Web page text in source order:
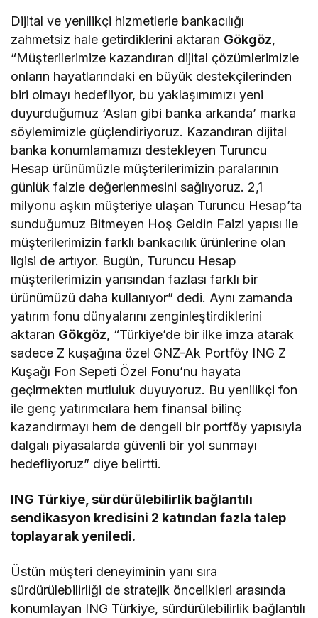
Dijital ve yenilikçi hizmetlerle bankacılığı
zahmetsiz hale getirdiklerini aktaran Gökgöz,
“Müşterilerimize kazandıran dijital çözümlerimizle
onların hayatlarındaki en büyük destekçilerinden
biri olmayı hedefliyor, bu yaklaşımımızı yeni
duyurduğumuz ‘Aslan gibi banka arkanda’ marka
söylemimizle güçlendiriyoruz. Kazandıran dijital
banka konumlamamızı destekleyen Turuncu
Hesap ürünümüzle müşterilerimizin paralarının
günlük faizle değerlenmesini sağlıyoruz. 2,1
milyonu aşkın müşteriye ulaşan Turuncu Hesap’ta
sunduğumuz Bitmeyen Hoş Geldin Faizi yapısı ile
müşterilerimizin farklı bankacılık ürünlerine olan
ilgisi de artıyor. Bugün, Turuncu Hesap
müşterilerimizin yarısından fazlası farklı bir
ürünümüzü daha kullanıyor” dedi. Aynı zamanda
yatırım fonu dünyalarını zenginleştirdiklerini
aktaran Gökgöz, “Türkiye’de bir ilke imza atarak
sadece Z kuşağına özel GNZ-Ak Portföy ING Z
Kuşağı Fon Sepeti Özel Fonu’nu hayata
geçirmekten mutluluk duyuyoruz. Bu yenilikçi fon
ile genç yatırımcılara hem finansal bilinç
kazandırmayı hem de dengeli bir portföy yapısıyla
dalgalı piyasalarda güvenli bir yol sunmayı
hedefliyoruz” diye belirtti.
ING Türkiye, sürdürülebilirlik bağlantılı
sendikasyon kredisini 2 katından fazla talep
toplayarak yeniledi.
Üstün müşteri deneyiminin yanı sıra
sürdürülebilirliği de stratejik öncelikleri arasında
konumlayan ING Türkiye, sürdürülebilirlik bağlantılı